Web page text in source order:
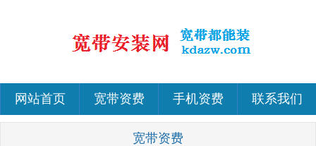
网站首页 宽带资费 手机资费 联系我们
宽带资费